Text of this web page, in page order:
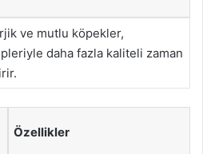
ve mutlu köpekler,
daha fazla kaliteli zaman
Özellikler